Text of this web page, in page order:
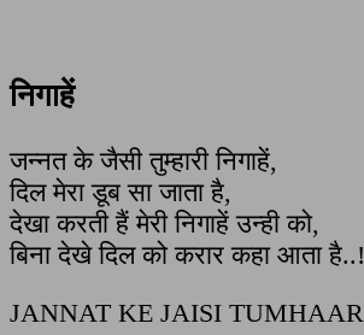
निगाहें
जन्नत के जैसी तुम्हारी निगाहें,
दिल मेरा डूब सा जाता है,
देखा करती हैं मेरी निगाहें उन्ही को,
बिना देखे दिल को करार कहा आता है..!
JANNAT KE JAISI